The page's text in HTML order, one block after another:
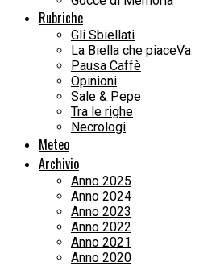
Rubriche
Gli Sbiellati
La Biella che piaceVa
Pausa Caffè
Opinioni
Sale & Pepe
Tra le righe
Necrologi
Meteo
Archivio
Anno 2025
Anno 2024
Anno 2023
Anno 2022
Anno 2021
Anno 2020